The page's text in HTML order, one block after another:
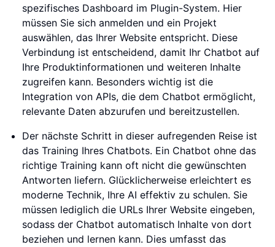
spezifisches Dashboard im Plugin-System. Hier
müssen Sie sich anmelden und ein Projekt
auswählen, das Ihrer Website entspricht. Diese
Verbindung ist entscheidend, damit Ihr Chatbot auf
Ihre Produktinformationen und weiteren Inhalte
zugreifen kann. Besonders wichtig ist die
Integration von APIs, die dem Chatbot ermöglicht,
relevante Daten abzurufen und bereitzustellen.
Der nächste Schritt in dieser aufregenden Reise ist
das Training Ihres Chatbots. Ein Chatbot ohne das
richtige Training kann oft nicht die gewünschten
Antworten liefern. Glücklicherweise erleichtert es
moderne Technik, Ihre AI effektiv zu schulen. Sie
müssen lediglich die URLs Ihrer Website eingeben,
sodass der Chatbot automatisch Inhalte von dort
beziehen und lernen kann. Dies umfasst das